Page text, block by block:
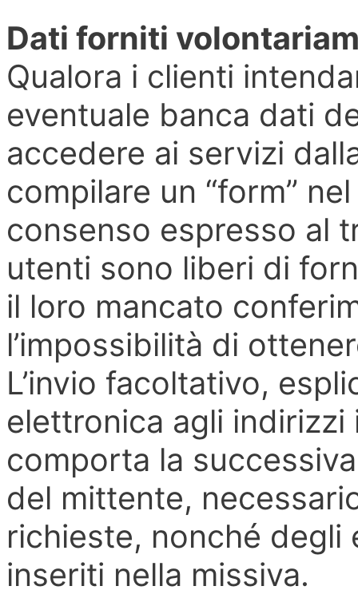
Dati forniti
Qualora i clienti
eventuale banca dati
accedere ai servizi
compilare un “form”
consenso espresso al
utenti sono liberi di
il loro mancato
l’impossibilità di
L’invio facoltativo,
elettronica agli
comporta la
del mittente,
richieste, nonché degli
inseriti nella missiva.